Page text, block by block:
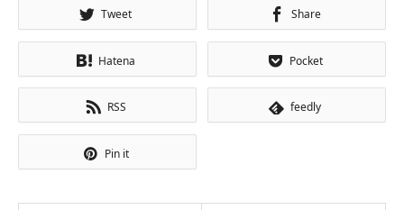
Tweet Share
Hatena Pocket
RSS feedly
Pin it